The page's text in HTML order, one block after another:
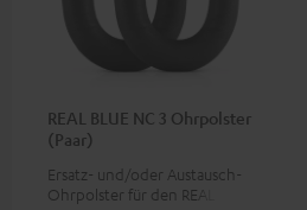
REAL BLUE NC 3 Ohrpolster
(Paar)
Ersatz- und/oder Austausch-
Ohrpolster für den REAL BLUE